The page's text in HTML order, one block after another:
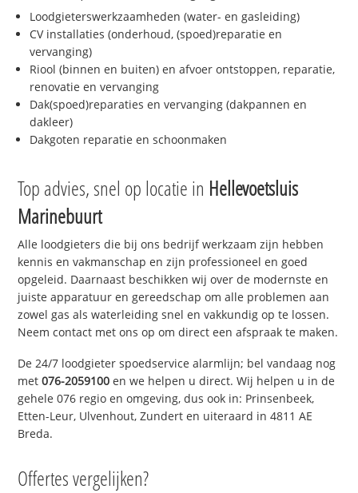
Loodgieterswerkzaamheden (water- en gasleiding)
CV installaties (onderhoud, (spoed)reparatie en
vervanging)
Riool (binnen en buiten) en afvoer ontstoppen, reparatie,
renovatie en vervanging
Dak(spoed)reparaties en vervanging (dakpannen en
dakleer)
Dakgoten reparatie en schoonmaken
Top advies, snel op locatie in Hellevoetsluis
Marinebuurt
Alle loodgieters die bij ons bedrijf werkzaam zijn hebben
kennis en vakmanschap en zijn professioneel en goed
opgeleid. Daarnaast beschikken wij over de modernste en
juiste apparatuur en gereedschap om alle problemen aan
zowel gas als waterleiding snel en vakkundig op te lossen.
Neem contact met ons op om direct een afspraak te maken.
De 24/7 loodgieter spoedservice alarmlijn; bel vandaag nog
met076-2059100 en we helpen u direct. Wij helpen u in de
gehele 076 regio en omgeving, dus ook in: Prinsenbeek,
Etten-Leur, Ulvenhout, Zundert en uiteraard in 4811 AE
Breda.
Offertes vergelijken?